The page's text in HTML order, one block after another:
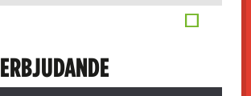
ERBJUDANDE